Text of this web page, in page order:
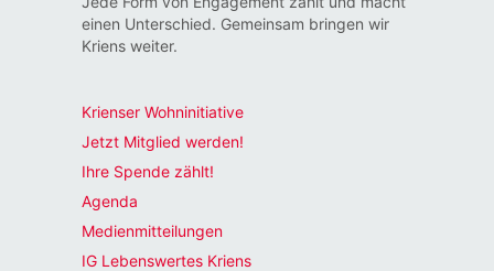
einen Unterschied. Gemeinsam bringen wir
Kriens weiter.
Krienser Wohninitiative
Jetzt Mitglied werden!
Ihre Spende zählt!
Agenda
Medienmitteilungen
IG Lebenswertes Kriens